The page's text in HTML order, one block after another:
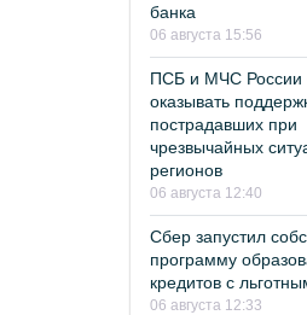
банка
06 августа 15:56
ПСБ и МЧС России
оказывать
пострадавших при
чрезвычайных
регионов
06 августа 12:40
Сбер запустил
программу
кредитов с
06 августа 12:33